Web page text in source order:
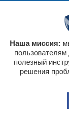
Наша миссия:
полезный
решения